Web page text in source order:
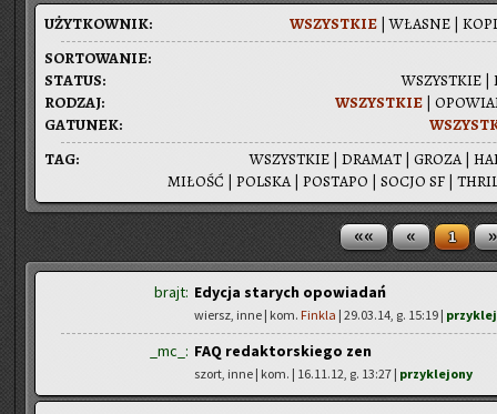
WSZYST­KIE |WŁA­SNE |
UŻYT­KOW­NIK:
WSZYST­KIE |
WSZYST­KIE |
SOR­TO­WA­NIE:
STA­TUS:
RO­DZAJ:
GA­TU­NEK:
WSZYST­KIE | DRA­MAT | GROZA|
MI­ŁOŚĆ | POL­SKA| PO­STA­PO | SOCJO SF |
TAG:
«« « 1 »
brajt: Edycja starych opowiadań
wiersz, inne | kom. Finkla | 29.03.14, g. 15:19 |
_mc_: FAQ redaktorskiego zen
szort, inne | kom. | 16.11.12, g. 13:27 | przyklejony